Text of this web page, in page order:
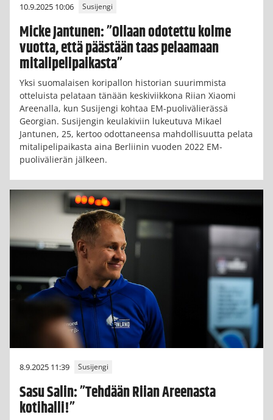
10.9.2025 10:06 Susijengi
Micke Jantunen: ”Ollaan odotettu kolme
vuotta, että päästään taas pelaamaan
mitalipelipaikasta”
Yksi suomalaisen koripallon historian suurimmista
otteluista pelataan tänään keskiviikkona Riian Xiaomi
Areenalla, kun Susijengi kohtaa EM-puolivälierässä
Georgian. Susijengin keulakiviin lukeutuva Mikael
Jantunen, 25, kertoo odottaneensa mahdollisuutta pelata
mitalipelipaikasta aina Berliinin vuoden 2022 EM-
puolivälierän jälkeen.
8.9.2025 11:39 Susijengi
Sasu Salin: ”Tehdään Riian Areenasta
kotihalli!”